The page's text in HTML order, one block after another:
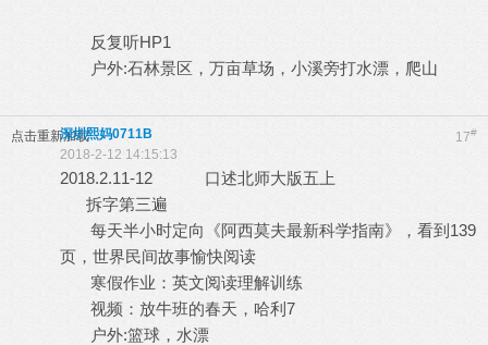
反复听HP1
户外:石林景区，万亩草场，小溪旁打水漂，爬山
点击重新加载 17#
深圳熙妈0711B
2018-2-12 14:15:13
2018.2.11-12 口述北师大版五上
拆字第三遍
每天半小时定向《阿西莫夫最新科学指南》，看到139
页，世界民间故事愉快阅读
寒假作业：英文阅读理解训练
视频：放牛班的春天，哈利7
户外:篮球，水漂